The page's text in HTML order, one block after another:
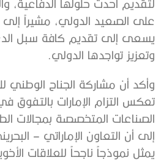
لتقديم أحدث حلولها الدفاعية،
على الصعيد الدولي، مشيراً إلى
يسعى إلى تقديم كافة سبل
وتعزيز تواجدها الدولي.
وأكد أن مشاركة الجناح الوطني
تعكس التزام الإمارات بالتفوق
الصناعات المتخصصة بمجالات
إلى أن التعاون الإماراتي –
يمثل نموذجاً ناجحاً للعلاقات